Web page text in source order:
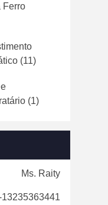
Ferro
(11)
(1)
Ms. Raity
13235363441